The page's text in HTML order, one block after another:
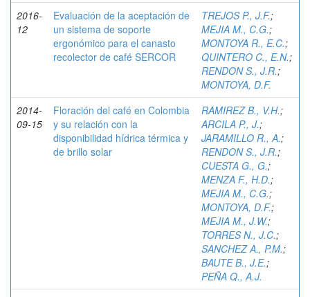
2016-
12
Evaluación de la aceptación de
un sistema de soporte
ergonómico para el canasto
recolector de café SERCOR
TREJOS P., J.F.;
MEJIA M., C.G.;
MONTOYA R., E.C.;
QUINTERO C., E.N.;
RENDON S., J.R.;
MONTOYA, D.F.
2014-
09-15
Floración del café en Colombia
y su relación con la
disponibilidad hídrica térmica y
de brillo solar
RAMIREZ B., V.H.;
ARCILA P., J.;
JARAMILLO R., A.;
RENDON S., J.R.;
CUESTA G., G.;
MENZA F., H.D.;
MEJIA M., C.G.;
MONTOYA, D.F.;
MEJIA M., J.W.;
TORRES N., J.C.;
SANCHEZ A., P.M.;
BAUTE B., J.E.;
PEÑA Q., A.J.